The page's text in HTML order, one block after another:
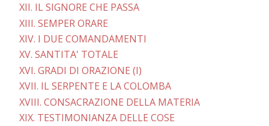
XII. IL SIGNORE CHE PASSA
XIII. SEMPER ORARE
XIV. I DUE COMANDAMENTI
XV. SANTITA' TOTALE
XVI. GRADI DI ORAZIONE (I)
XVII. IL SERPENTE E LA COLOMBA
XVIII. CONSACRAZIONE DELLA MATERIA
XIX. TESTIMONIANZA DELLE COSE